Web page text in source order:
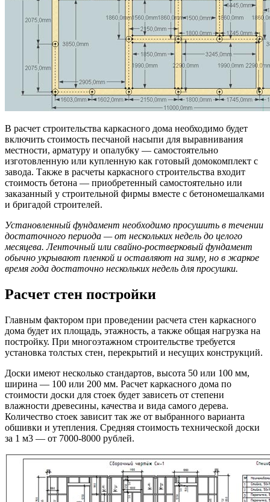
В расчет строительства каркасного дома необходимо будет
включить стоимость песчаной насыпи для выравнивания
местности, арматуру и опалубку — самостоятельно
изготовленную или купленную как готовый домокомплект с
завода. Также в расчеты каркасного строительства входит
стоимость бетона — приобретенный самостоятельно или
заказанный у строительной фирмы вместе с бетономешалками
и бригадой строителей.
Установленный фундамент необходимо просушить в течении
достаточного периода — от нескольких недель до целого
месяцева. Ленточный или свайно-ростверковый фундамент
обычно укрывают пленкой и оставляют на зиму, но в жаркое
время года достаточно нескольких недель для просушки.
Расчет стен постройки
Главным фактором при проведении расчета стен каркасного
дома будет их площадь, этажность, а также общая нагрузка на
постройку. При многоэтажном строительстве требуется
установка толстых стен, перекрытий и несущих конструкций.
Доски имеют несколько стандартов, высота 50 или 100 мм,
ширина — 100 или 200 мм. Расчет каркасного дома по
стоимости доски для стоек будет зависеть от степени
влажности древесины, качества и вида самого дерева.
Количество стоек зависит так же от выбранного варианта
обшивки и утепления. Средняя стоимость технической доски
за 1 м3 — от 7000-8000 рублей.